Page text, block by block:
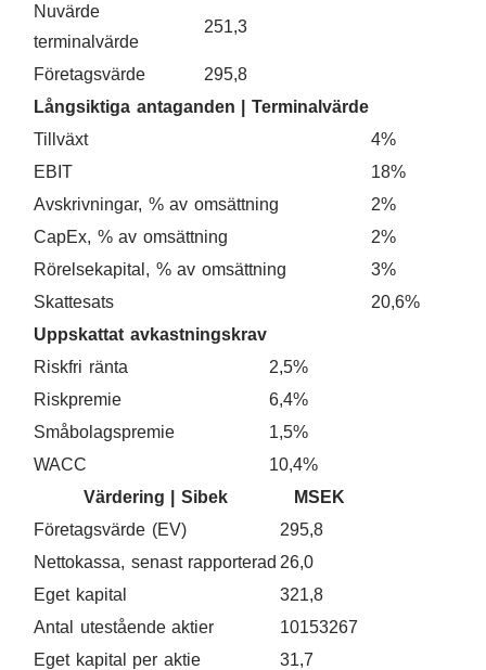
Nuvärde
terminalvärde
251,3
Företagsvärde
295,8
Långsiktiga antaganden | Terminalvärde
Tillväxt
4%
EBIT
18%
Avskrivningar, % av omsättning
2%
CapEx, % av omsättning
2%
Rörelsekapital, % av omsättning
3%
Skattesats
20,6%
Uppskattat avkastningskrav
Riskfri ränta
2,5%
Riskpremie
6,4%
Småbolagspremie
1,5%
WACC
10,4%
Värdering | Sibek
MSEK
Företagsvärde (EV)
295,8
Nettokassa, senast rapporterad 26,0
Eget kapital
321,8
Antal utestående aktier
10153267
Eget kapital per aktie
31,7